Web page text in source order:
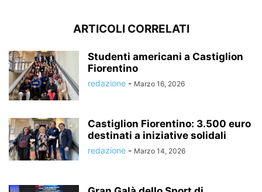
ARTICOLI CORRELATI
Studenti americani a Castiglion
Fiorentino
redazione - Marzo 16, 2026
Castiglion Fiorentino: 3.500 euro
destinati a iniziative solidali
redazione - Marzo 14, 2026